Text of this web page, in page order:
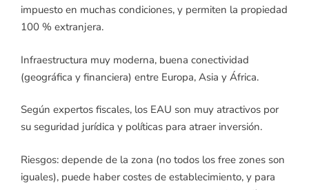
impuesto en muchas condiciones, y permiten la propiedad
100 % extranjera.
Infraestructura muy moderna, buena conectividad
(geográfica y financiera) entre Europa, Asia y África.
Según expertos fiscales, los EAU son muy atractivos por
su seguridad jurídica y políticas para atraer inversión.
Riesgos: depende de la zona (no todos los free zones son
iguales), puede haber costes de establecimiento, y para